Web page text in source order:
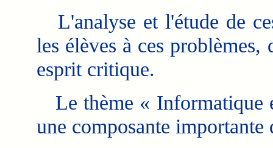
L'analyse et l'étude de
les élèves à ces
esprit critique.
Le thème « Informatique
une composante